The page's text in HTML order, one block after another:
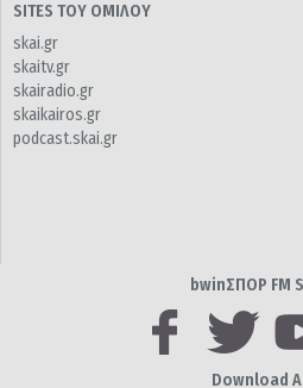
SITES ΤΟΥ ΟΜΙΛΟΥ
skai.gr
skaitv.gr
skairadio.gr
skaikairos.gr
podcast.skai.gr
bwinΣΠΟΡ FM
Download